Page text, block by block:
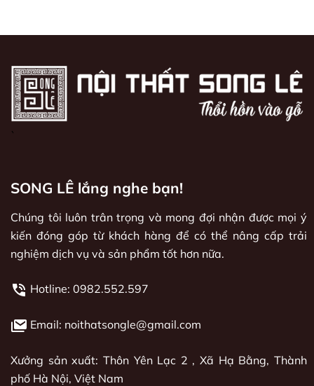
`
SONG LÊ lắng nghe bạn!
Chúng tôi luôn trân trọng và mong đợi nhận được mọi ý
kiến đóng góp từ khách hàng để có thể nâng cấp trải
nghiệm dịch vụ và sản phẩm tốt hơn nữa.
Hotline: 0982.552.597
Email: noithatsongle@gmail.com
Xưởng sản xuất: Thôn Yên Lạc 2 , Xã Hạ Bằng, Thành
phố Hà Nội, Việt Nam